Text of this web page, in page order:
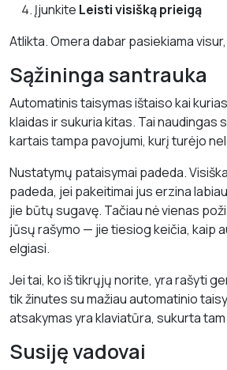
Įjunkite Leisti visišką prieigą
Atlikta. Omera dabar pasiekiama
Sąžininga santrauka
Automatinis taisymas ištaiso kai
klaidas ir sukuria kitas. Tai naudingas
kartais tampa pavojumi, kurį turėjo
Nustatymų pataisymai padeda.
padeda, jei pakeitimai jus erzina
jie būtų sugavę. Tačiau nė vienas
jūsų rašymo — jie tiesiog keičia, kaip
elgiasi.
Jei tai, ko iš tikrųjų norite, yra rašyti
tik žinutes su mažiau automatinio
atsakymas yra klaviatūra, sukurta
Susiję vadovai